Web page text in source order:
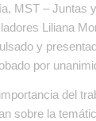
MST – Juntas
Liliana
y
por
del
sobre la